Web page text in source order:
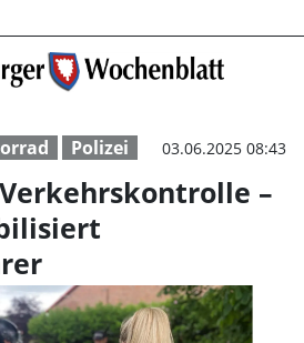
Erfolgreiche
Polizei 03.06.2025 08:43
–